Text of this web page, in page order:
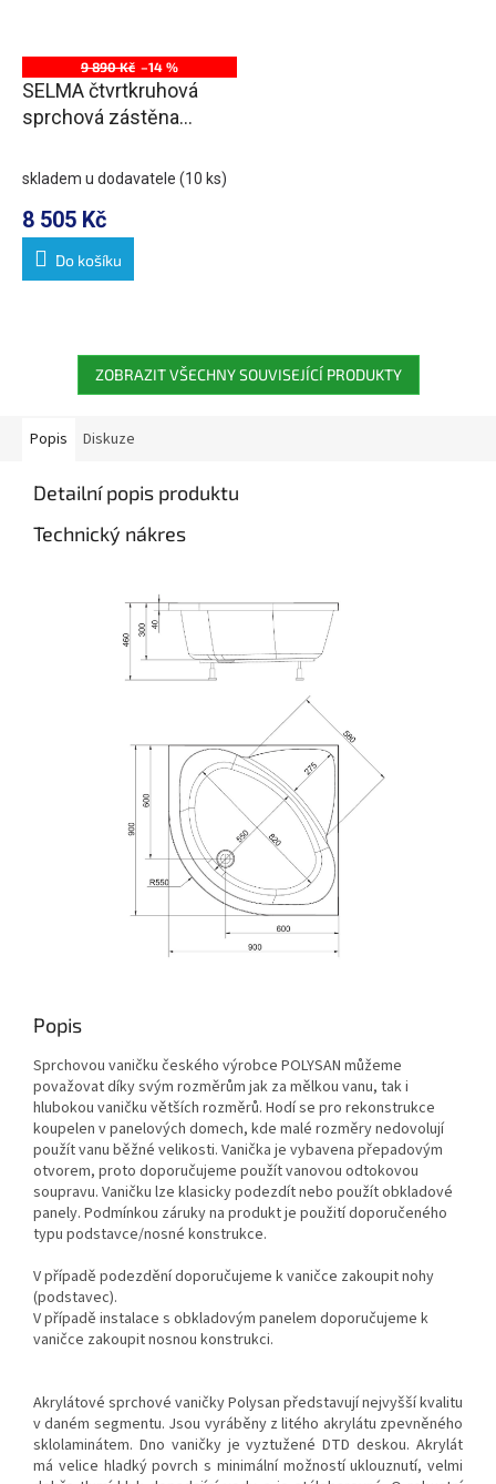
9 890 Kč –14 %
SELMA čtvrtkruhová
sprchová zástěna
sklo
skladem u dodavatele (10 ks)
8 505 Kč
Do košíku
ZOBRAZIT VŠECHNY SOUVISEJÍCÍ PRODUKTY
Popis Diskuze
Detailní popis produktu
Technický nákres
Popis
Sprchovou vaničku českého výrobce POLYSAN můžeme
považovat díky svým rozměrům jak za mělkou vanu, tak i
hlubokou vaničku větších rozměrů. Hodí se pro rekonstrukce
koupelen v panelových domech, kde malé rozměry nedovolují
použít vanu běžné velikosti. Vanička je vybavena přepadovým
otvorem, proto doporučujeme použít vanovou odtokovou
soupravu. Vaničku lze klasicky podezdít nebo použít obkladové
panely. Podmínkou záruky na produkt je použití doporučeného
typu podstavce/nosné konstrukce.
V případě podezdění doporučujeme k vaničce zakoupit nohy
(podstavec).
V případě instalace s obkladovým panelem doporučujeme k
vaničce zakoupit nosnou konstrukci.
Akrylátové sprchové vaničky Polysan představují nejvyšší kvalitu
v daném segmentu. Jsou vyráběny z litého akrylátu zpevněného
sklolaminátem. Dno vaničky je vyztužené DTD deskou. Akrylát
má velice hladký povrch s minimální možností uklouznutí, velmi